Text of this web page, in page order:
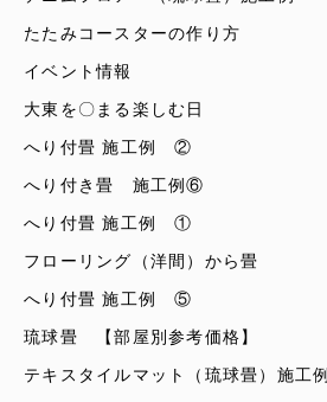
たたみコースターの作り方
イベント情報
大東を〇まる楽しむ日
へり付畳 施工例 ②
へり付き畳 施工例⑥
へり付畳 施工例 ①
フローリング（洋間）から畳
へり付畳 施工例 ⑤
琉球畳 【部屋別参考価格】
テキスタイルマット（琉球畳）施工例